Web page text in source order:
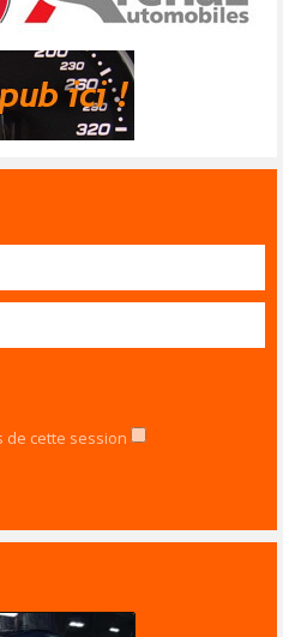
de cette session